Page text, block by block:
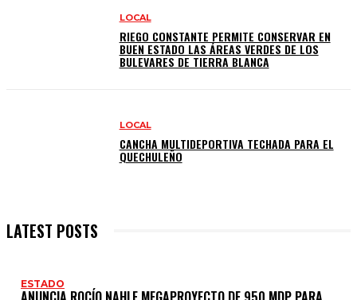
LOCAL
RIEGO CONSTANTE PERMITE CONSERVAR EN
BUEN ESTADO LAS ÁREAS VERDES DE LOS
BULEVARES DE TIERRA BLANCA
LOCAL
CANCHA MULTIDEPORTIVA TECHADA PARA EL
QUECHULEÑO
LATEST POSTS
ESTADO